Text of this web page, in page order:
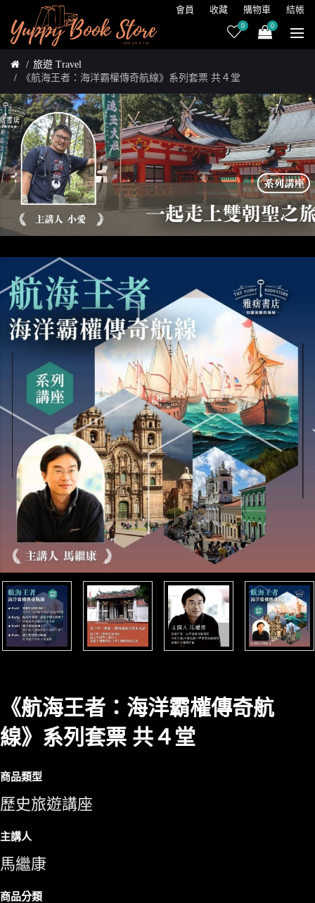
會員 收藏 購物車 結帳
0 0
旅遊 Travel
《航海王者：海洋霸權傳奇航線》系列套票 共４堂
《航海王者：海洋霸權傳奇航
線》系列套票 共４堂
商品類型
歷史旅遊講座
主講人
馬繼康
商品分類